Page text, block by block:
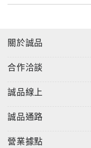
關於誠品
合作洽談
誠品線上
誠品通路
營業據點